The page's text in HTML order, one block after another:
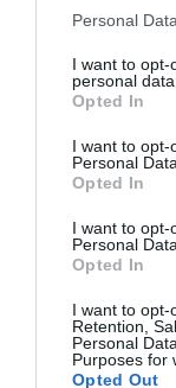
Personal
I want to opt-
personal data.
Opted In
I want to opt-
Personal Data.
Opted In
I want to opt-
Personal
Opted In
I want to opt-
Retention,
Personal
Purposes for
Opted Out
Pub